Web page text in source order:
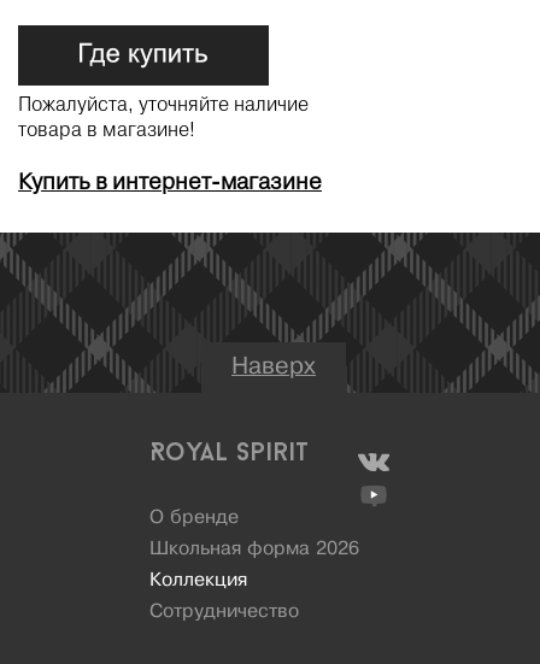
Пожалуйста, уточняйте наличие
товара в магазине!
Купить в интернет-магазине
Наверх
Royal Spirit
О бренде
Школьная форма 2026
Коллекция
Сотрудничество